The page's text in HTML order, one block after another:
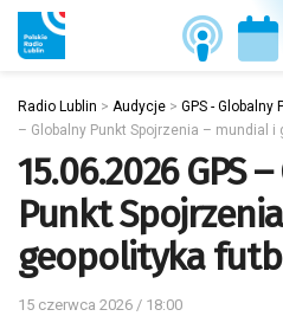
Radio Lublin > Audycje > GPS - Globalny
– Globalny Punkt Spojrzenia – mundial i
15.06.2026 GPS
Punkt
geopolityka
15 czerwca 2026 / 18:00